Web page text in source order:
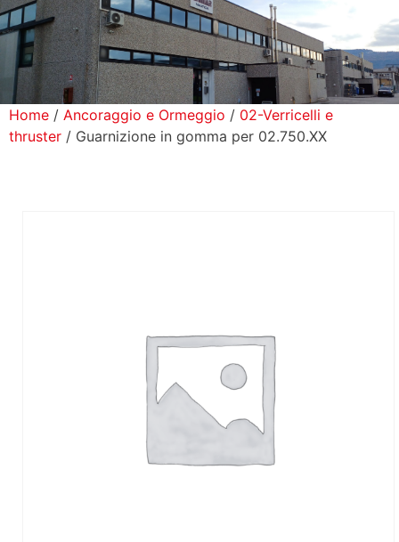
Prodotti
Home / Ancoraggio e Ormeggio / 02-Verricelli e
thruster / Guarnizione in gomma per 02.750.XX